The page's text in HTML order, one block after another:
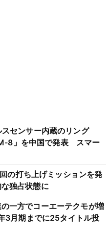
センサー内蔵のリング
8」を中国で発表 スマー
の打ち上げミッションを発
独占状態に
一方でコーエーテクモが増
3月期までに25タイトル投